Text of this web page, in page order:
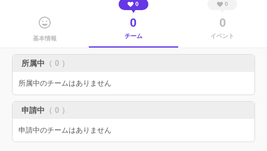
基本情報
0
0
チーム
0
0
イベント
所属中 （ 0 ）
所属中のチームはありません
申請中 （ 0 ）
申請中のチームはありません